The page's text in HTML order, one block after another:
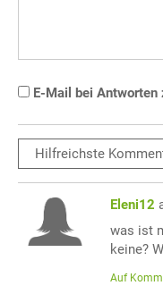
E-Mail bei
Hilfreichste
Eleni12
was ist
keine?
Auf